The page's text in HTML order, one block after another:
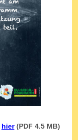
hier (PDF 4.5 MB)